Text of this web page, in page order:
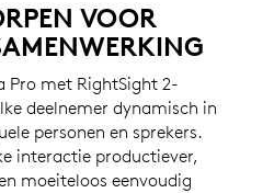
VOOR
Pro met RightSight 2-
deelnemer dynamisch in
personen en sprekers.
interactie productiever,
moeiteloos eenvoudig